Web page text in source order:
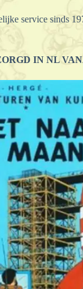
service sinds
IN NL